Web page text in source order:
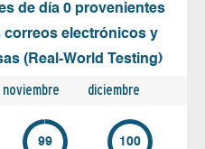
de día 0 provenientes
correos electrónicos y
(Real-World Testing)
noviembre diciembre
99 100